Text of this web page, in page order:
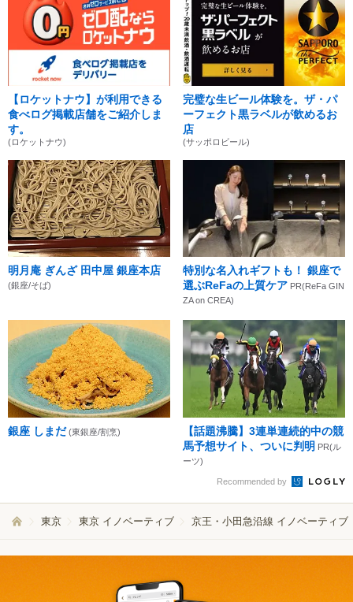
【ロケットナウ】が利用できる
食べログ掲載店舗をご紹介しま
す。
(ロケットナウ)
完璧な生ビール体験を。ザ・パ
ーフェクト黒ラベルが飲めるお
店
(サッポロビール)
明月庵 ぎんざ 田中屋 銀座本店
(銀座/そば)
特別な名入れギフトも！ 銀座で
選ぶReFaの上質ケア PR(ReFa GIN
ZA on CREA)
銀座 しまだ (東銀座/割烹)
【話題沸騰】3連単連続的中の競
馬予想サイト、ついに判明 PR(ル
ーツ)
Recommended by
東京 東京 イノベーティブ 京王・小田急沿線 イノベーティブ